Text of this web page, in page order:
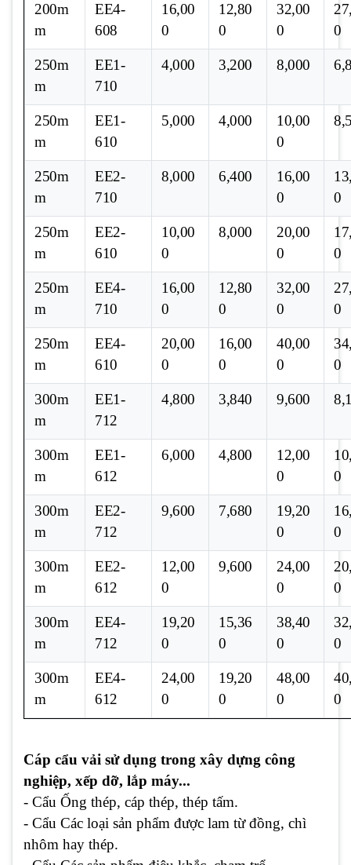
200m
m
EE4-
608
16,00
0
12,80
0
32,00
0
0
250m
m
EE1-
710
4,000 3,200 8,000
250m
m
EE1-
610
5,000 4,000
10,00
0
250m
m
EE2-
710
8,000 6,400
16,00
0
0
250m
m
EE2-
610
10,00
0
8,000
20,00
0
0
250m
m
EE4-
710
16,00
0
12,80
0
32,00
0
0
250m
m
EE4-
610
20,00
0
16,00
0
40,00
0
0
300m
m
EE1-
712
4,800 3,840 9,600
300m
m
EE1-
612
6,000 4,800
12,00
0
0
300m
m
EE2-
712
9,600 7,680
19,20
0
0
300m
m
EE2-
612
12,00
0
9,600
24,00
0
0
300m
m
EE4-
712
19,20
0
15,36
0
38,40
0
0
300m
m
EE4-
612
24,00
0
19,20
0
48,00
0
0
Cáp cẩu vải sử dụng trong xây dựng công
nghiệp, xếp dỡ, lắp máy...
- Cẩu Ống thép, cáp thép, thép tấm.
- Cẩu Các loại sản phẩm được lam từ đồng, chì
nhôm hay thép.